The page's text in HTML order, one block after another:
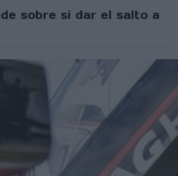
sobre si dar el salto a